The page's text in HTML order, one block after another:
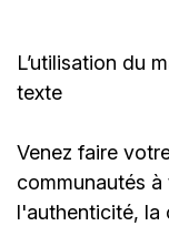
L’utilisation du
texte
Venez faire
communautés
l'authenticité, la